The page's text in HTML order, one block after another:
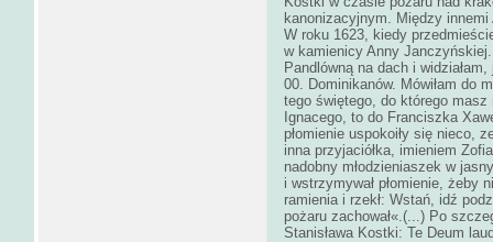
kanonizacyjnym. Między
W roku 1623, kiedy
w kamienicy Anny
Pandlówną na dach i widziałam,
00. Dominikanów. Mówiłam do
tego świętego, do którego masz
Ignacego, to do Franciszka
płomienie uspokoiły się nieco,
inna przyjaciółka, imieniem
nadobny młodzieniaszek w
i wstrzymywał płomienie, żeby
ramienia i rzekł: Wstań, idź
pożaru zachował«.(...) Po
Stanisława Kostki: Te Deum